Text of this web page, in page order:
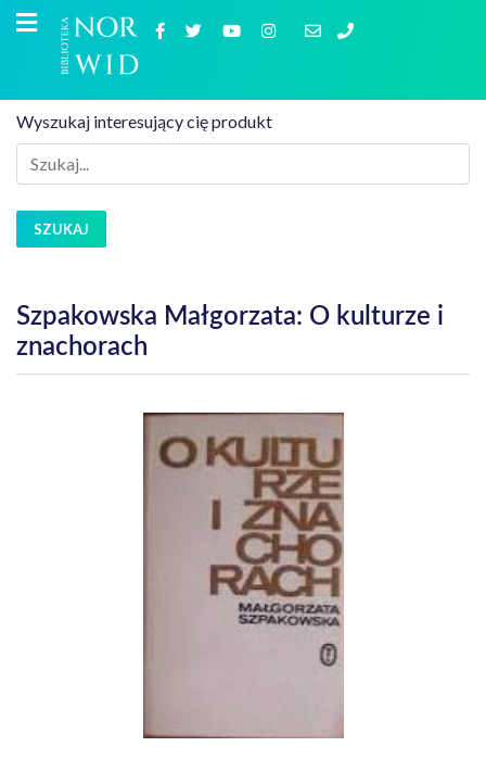
Wyszukaj interesujący cię produkt
SZUKAJ
Szpakowska Małgorzata: O kulturze i
znachorach